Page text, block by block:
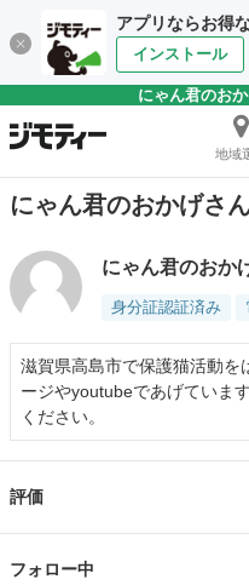
アプリならお得
インストール
にゃん君のお
地域
にゃん君のおかげさ
にゃん君のおか
身分証認証済み
滋賀県高島市で保護猫活動を
ージやyoutubeであげていま
ください。
評価
フォロー中